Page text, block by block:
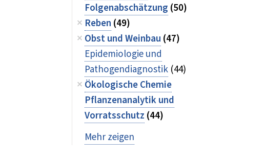
Folgenabschätzung (50)
Reben (49)
Obst und Weinbau (47)
Epidemiologie und
Pathogendiagnostik (44)
Ökologische Chemie
Pflanzenanalytik und
Vorratsschutz (44)
Mehr zeigen